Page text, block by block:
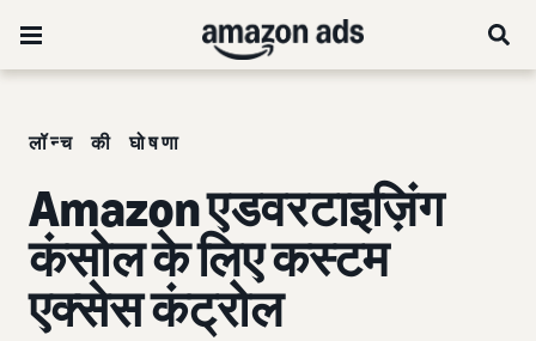
लॉन्च की घोषणा
Amazon एडवरटाइज़िंग
कंसोल के लिए कस्टम
एक्सेस कंट्रोल